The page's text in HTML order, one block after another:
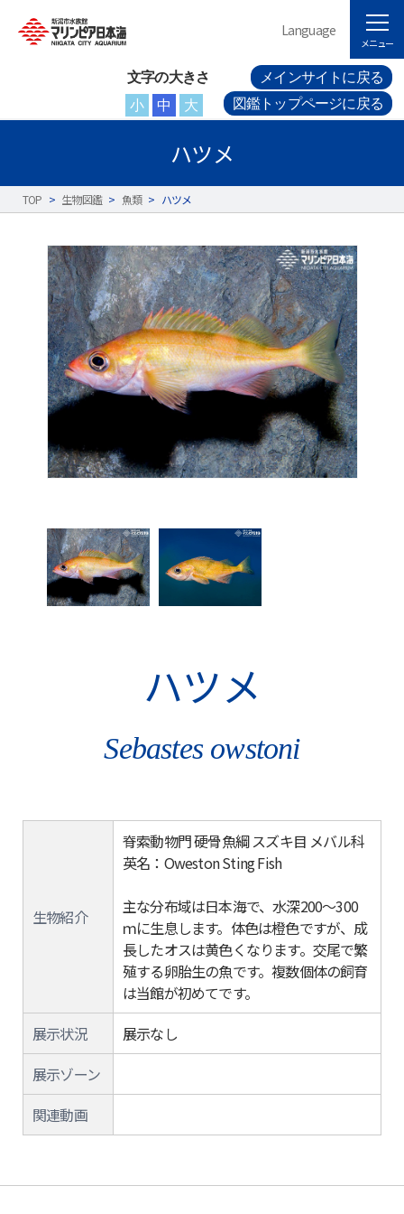
文字の大きさ
小
中 大
メインサイトに戻る
図鑑トップページに戻る
Language
メニュー
ハツメ
TOP > 生物図鑑 > 魚類 > ハツメ
ハツメ
Sebastes owstoni
生物紹介
脊索動物門 硬骨魚綱 スズキ目 メバル科
英名：Oweston Sting Fish
主な分布域は日本海で、水深200～300
ｍに生息します。体色は橙色ですが、成
長したオスは黄色くなります。交尾で繁
殖する卵胎生の魚です。複数個体の飼育
は当館が初めてです。
展示状況
展示なし
展示ゾーン
関連動画